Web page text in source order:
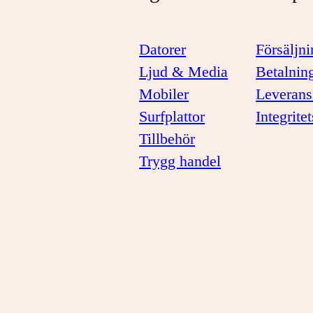
Datorer
Ljud & Media
Mobiler
Surfplattor
Tillbehör
Trygg handel